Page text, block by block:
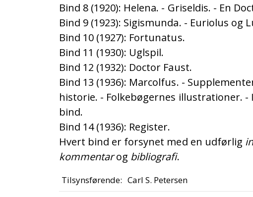
Bind 8 (1920): Helena. - Griseldis. - En
Bind 9 (1923): Sigismunda. - Euriolus og
Bind 10 (1927): Fortunatus.
Bind 11 (1930): Uglspil.
Bind 12 (1932): Doctor Faust.
Bind 13 (1936): Marcolfus. -
historie. - Folkebøgernes illustrationer. -
bind.
Bind 14 (1936): Register.
Hvert bind er forsynet med en udførlig
kommentarog bibliografi.
Tilsynsførende: Carl S. Petersen